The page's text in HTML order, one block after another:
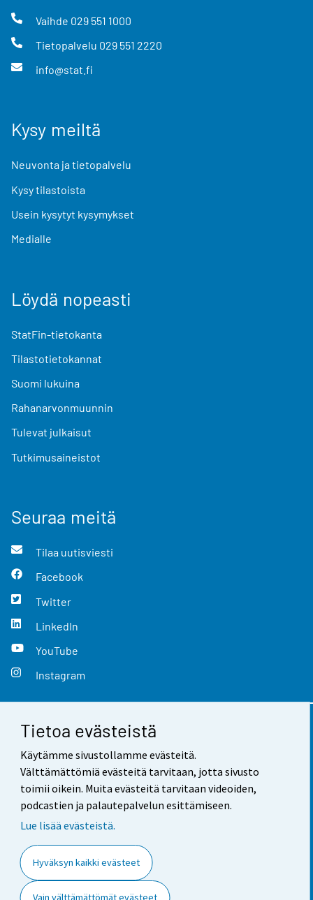
Tietoa evästeistä
Käytämme sivustollamme evästeitä.
Välttämättömiä evästeitä tarvitaan, jotta sivusto
toimii oikein. Muita evästeitä tarvitaan videoiden,
podcastien ja palautepalvelun esittämiseen.
Lue lisää evästeistä.
Hyväksyn kaikki evästeet
Vain välttämättömät evästeet
Vaihde 029 551 1000
Tietopalvelu 029 551 2220
info@stat.fi
Kysy meiltä
Neuvonta ja tietopalvelu
Kysy tilastoista
Usein kysytyt kysymykset
Medialle
Löydä nopeasti
StatFin-tietokanta
Tilastotietokannat
Suomi lukuina
Rahanarvonmuunnin
Tulevat julkaisut
Tutkimusaineistot
Seuraa meitä
Tilaa uutisviesti
Facebook
Twitter
LinkedIn
YouTube
Instagram
Yhteystiedot
Palaute
Käyttöehdot
Saavutettavuus
Tietoa sivustosta